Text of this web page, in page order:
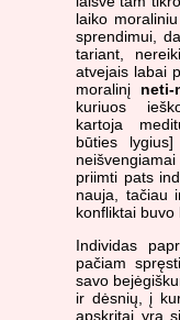
laiko
sprendimui,
tariant,
atvejais labai
moralinį neti-
kuriuos
kartoja
būties
priimti pats
nauja, tačiau
konfliktai buvo
Individas
pačiam
savo
ir dėsnių, į
apskritai yra